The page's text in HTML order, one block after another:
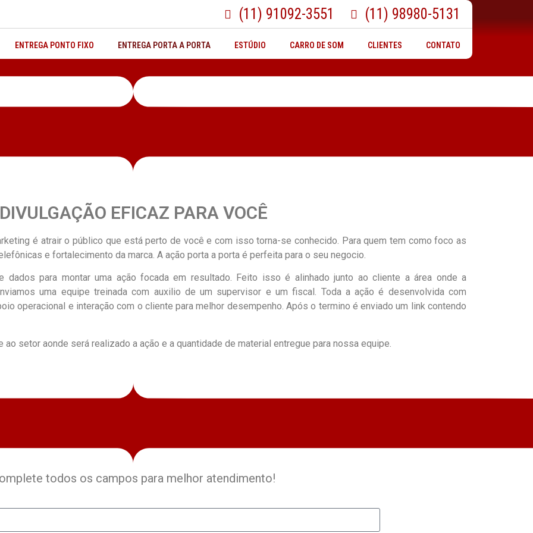
(11) 91092-3551 (11) 98980-5131
ENTREGA PONTO FIXO ENTREGA PORTA A PORTA ESTÚDIO CARRO DE SOM CLIENTES CONTATO
EFICAZ PARA VOCÊ
é atrair o público que está perto de você e com isso torna-se conhecido. Para quem tem como foco as
e fortalecimento da marca. A ação porta a porta é perfeita para o seu negocio.
para montar uma ação focada em resultado. Feito isso é alinhado junto ao cliente a área onde a
uma equipe treinada com auxilio de um supervisor e um fiscal. Toda a ação é desenvolvida com
operacional e interação com o cliente para melhor desempenho. Após o termino é enviado um link contendo
setor aonde será realizado a ação e a quantidade de material entregue para nossa equipe.
todos os campos para melhor atendimento!